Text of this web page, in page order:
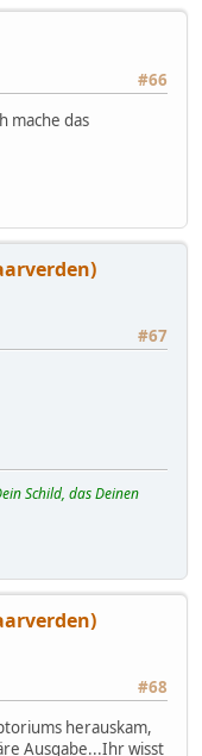
#66
mache das
#67
Schild, das Deinen
#68
herauskam,
Ausgabe...Ihr wisst